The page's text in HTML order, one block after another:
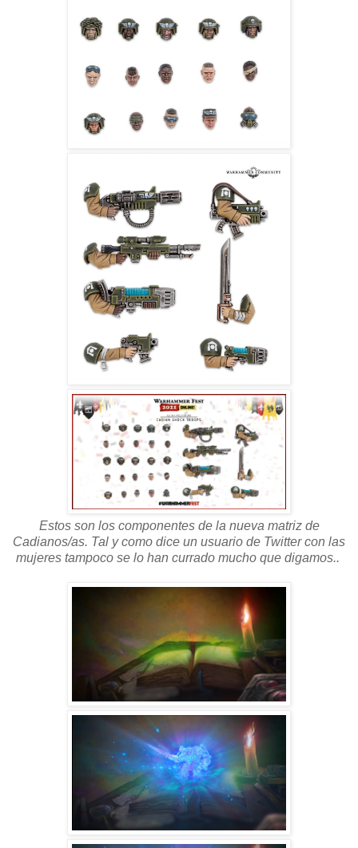
Estos son los componentes de la nueva matriz de
Cadianos/as. Tal y como dice un usuario de Twitter con las
mujeres tampoco se lo han currado mucho que digamos..